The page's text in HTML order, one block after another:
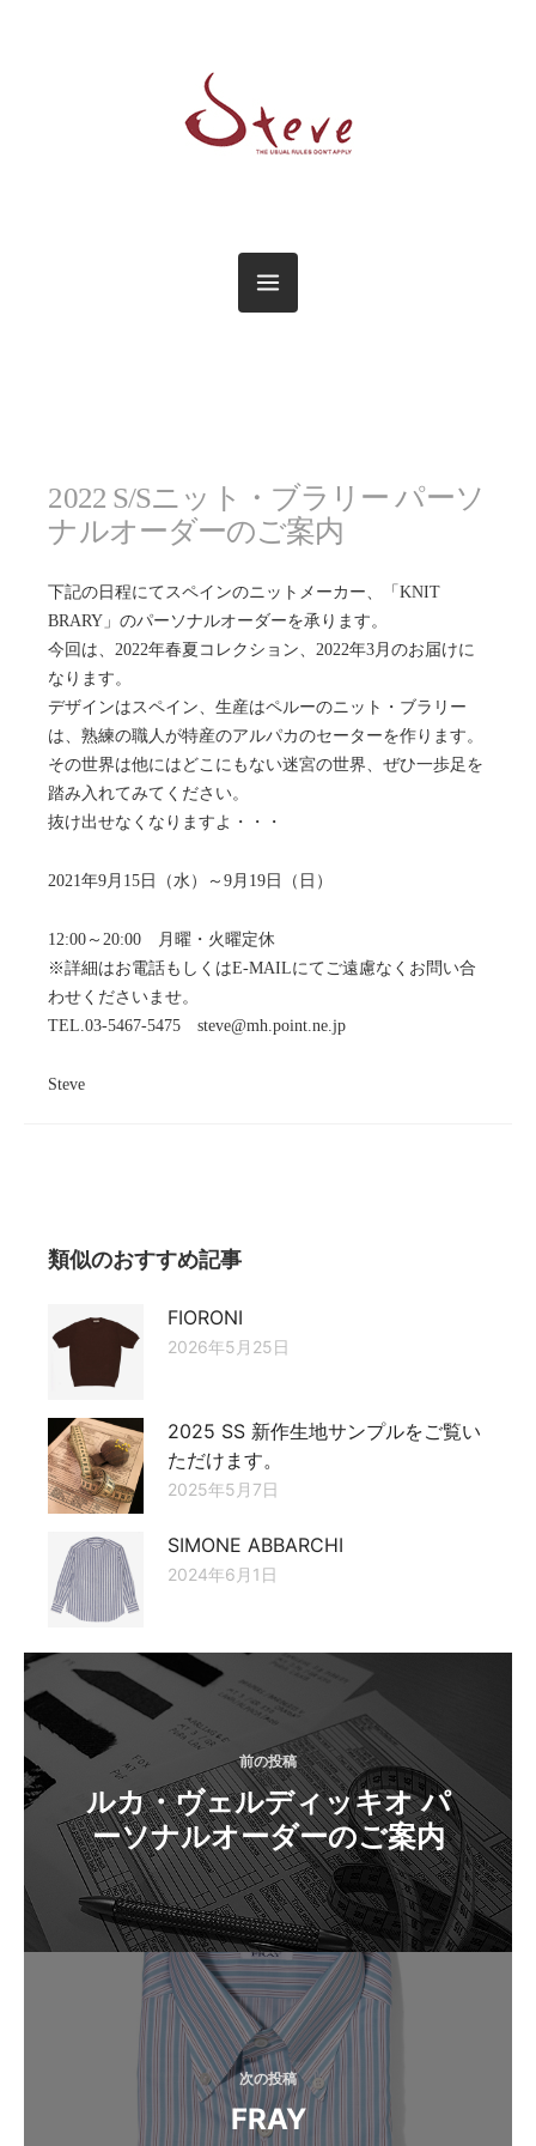
2022 S/Sニット・ブラリー パーソ
ナルオーダーのご案内
下記の日程にてスペインのニットメーカー、「KNIT
BRARY」のパーソナルオーダーを承ります。
今回は、2022年春夏コレクション、2022年3月のお届けに
なります。
デザインはスペイン、生産はペルーのニット・ブラリー
は、熟練の職人が特産のアルパカのセーターを作ります。
その世界は他にはどこにもない迷宮の世界、ぜひ一歩足を
踏み入れてみてください。
抜け出せなくなりますよ・・・
2021年9月15日（水）～9月19日（日）
12:00～20:00 月曜・火曜定休
※詳細はお電話もしくはE-MAILにてご遠慮なくお問い合
わせくださいませ。
TEL.03-5467-5475 steve@mh.point.ne.jp
Steve
類似のおすすめ記事
FIORONI
2026年5月25日
2025 SS 新作生地サンプルをご覧い
ただけます。
2025年5月7日
SIMONE ABBARCHI
2024年6月1日
投
稿
ナ
ビ
シ
ョ
前の投稿
ルカ・ヴェルディッキオ パ
ーソナルオーダーのご案内
次の投稿
FRAY